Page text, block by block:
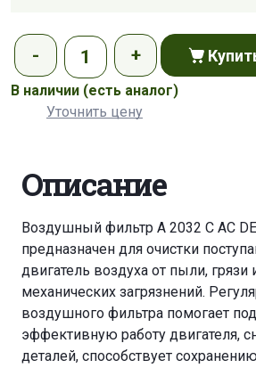
В наличии (есть аналог)
Уточнить цену
Описание
Воздушный фильтр A 2032 C AC
предназначен для очистки
двигатель воздуха от пыли, грязи
механических загрязнений.
воздушного фильтра помогает
эффективную работу двигателя,
деталей, способствует